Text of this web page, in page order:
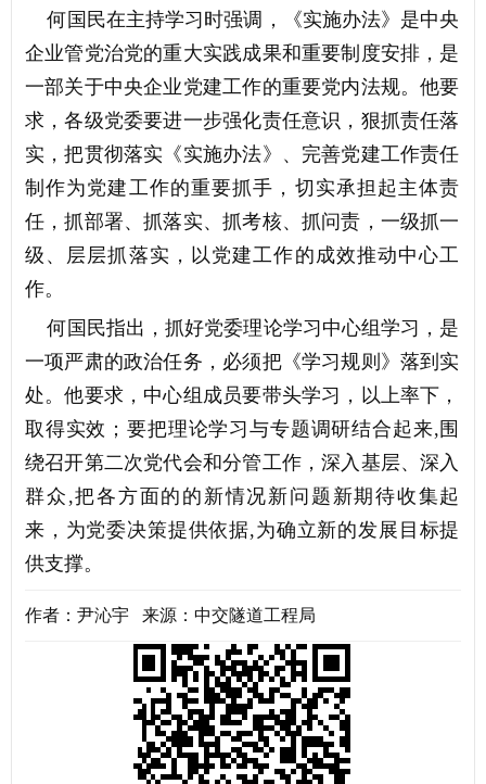
何国民在主持学习时强调，《实施办法》是中央
企业管党治党的重大实践成果和重要制度安排，是
一部关于中央企业党建工作的重要党内法规。他要
求，各级党委要进一步强化责任意识，狠抓责任落
实，把贯彻落实《实施办法》、完善党建工作责任
制作为党建工作的重要抓手，切实承担起主体责
任，抓部署、抓落实、抓考核、抓问责，一级抓一
级、层层抓落实，以党建工作的成效推动中心工
作。
何国民指出，抓好党委理论学习中心组学习，是
一项严肃的政治任务，必须把《学习规则》落到实
处。他要求，中心组成员要带头学习，以上率下，
取得实效；要把理论学习与专题调研结合起来,围
绕召开第二次党代会和分管工作，深入基层、深入
群众,把各方面的的新情况新问题新期待收集起
来，为党委决策提供依据,为确立新的发展目标提
供支撑。
作者：尹沁宇 来源：中交隧道工程局